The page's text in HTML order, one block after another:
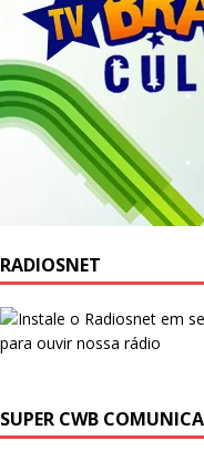
RADIOSNET
SUPER CWB